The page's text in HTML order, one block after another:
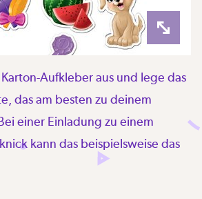
Aufkleber aus und lege das
das am besten zu deinem
einer Einladung zu einem
kann das beispielsweise das